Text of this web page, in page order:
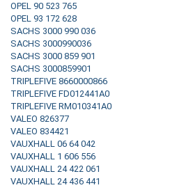
OPEL 90 523 765
OPEL 93 172 628
SACHS 3000 990 036
SACHS 3000990036
SACHS 3000 859 901
SACHS 3000859901
TRIPLEFIVE 8660000866
TRIPLEFIVE FD012441A0
TRIPLEFIVE RM010341A0
VALEO 826377
VALEO 834421
VAUXHALL 06 64 042
VAUXHALL 1 606 556
VAUXHALL 24 422 061
VAUXHALL 24 436 441